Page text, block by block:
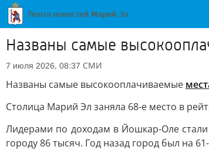
Названы самые
7 июля 2026, 08:37 СМИ
Названы самые высокооплачиваемые
Столица Марий Эл заняла 68-е место в
Лидерами по доходам в Йошкар-Оле
городу 86 тысяч. Год назад город был на